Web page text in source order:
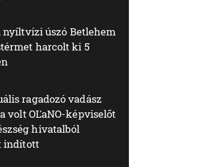
nyíltvízi úszó Betlehem
harcolt ki 5
ragadozó vadász
volt OĽaNO-képviselőt
hivatalból
indított